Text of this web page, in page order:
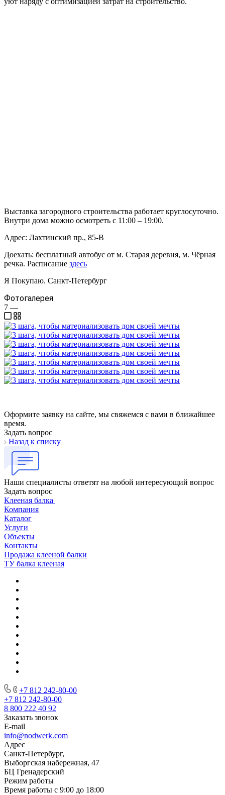
Выставка загородного строительства работает круглосуточно.
Внутри дома можно осмотреть с 11:00 – 19:00.
Адрес: Лахтинский пр., 85-В
Доехать: бесплатный автобус от м. Старая деревня, м. Чёрная
речка. Расписание здесь
Я Покупаю. Санкт-Петербург
Фотогалерея
7 —
Оформите заявку на сайте, мы свяжемся с вами в ближайшее
время.
Задать вопрос
Назад к списку
Наши специалисты ответят на любой интересующий вопрос
Задать вопрос
Клееная балка
Компания
Каталог
Услуги
Объекты
Контакты
Продажа клееной балки
ТУ балка клееная
+7 812 242-80-00
+7 812 242-80-00
8 800 222 40 92
Заказать звонок
E-mail
info@nodwerk.com
Адрес
Санкт-Петербург,
Выборгская набережная, 47
БЦ Гренадерский
Режим работы
Время работы с 9:00 до 18:00